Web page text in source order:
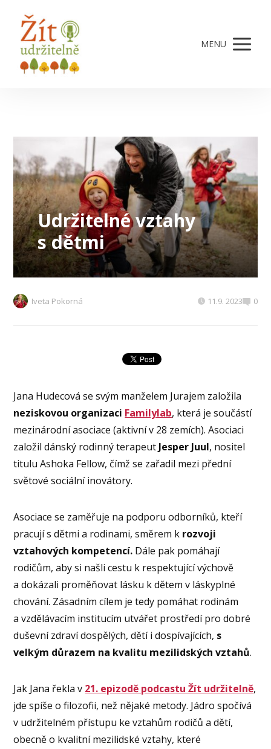
MENU
Udržitelné vztahy
s dětmi
Iveta Pokorná 11.9. 2023 0
Jana Hudecová se svým manželem Jurajem založila
neziskovou organizaci Familylab, která je součástí
mezinárodní asociace (aktivní v 28 zemích). Asociaci
založil dánský rodinný terapeut Jesper Juul, nositel
titulu Ashoka Fellow, čímž se zařadil mezi přední
světové sociální inovátory.
Asociace se zaměřuje na podporu odborníků, kteří
pracují s dětmi a rodinami, směrem k rozvoji
vztahových kompetencí. Dále pak pomáhají
rodičům, aby si našli cestu k respektující výchově
a dokázali proměňovat lásku k dětem v láskyplné
chování. Zásadním cílem je tedy pomáhat rodinám
a vzdělávacím institucím utvářet prostředí pro dobré
duševní zdraví dospělých, dětí i dospívajících, s
velkým důrazem na kvalitu mezilidských vztahů.
Jak Jana řekla v 21. epizodě podcastu Žít udržitelně,
jde spíše o filozofii, než nějaké metody. Jádro spočívá
v udržitelném přístupu ke vztahům rodičů a dětí,
obecně o kvalitní mezilidské vztahy, které